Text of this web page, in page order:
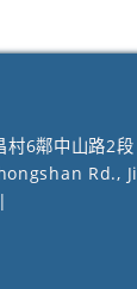
6鄰中山路2
Rd.,
|